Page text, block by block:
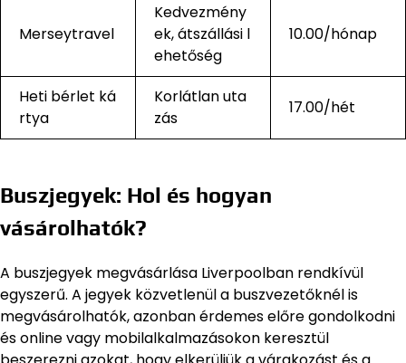
Merseytravel
Kedvezmény
ek, átszállási l
ehetőség
10.00/hónap
Heti bérlet ká
rtya
Korlátlan uta
zás
17.00/hét
Buszjegyek: Hol és hogyan
vásárolhatók?
A buszjegyek megvásárlása Liverpoolban rendkívül
egyszerű. A jegyek közvetlenül a buszvezetőknél is
megvásárolhatók, azonban érdemes előre gondolkodni
és online vagy mobilalkalmazásokon keresztül